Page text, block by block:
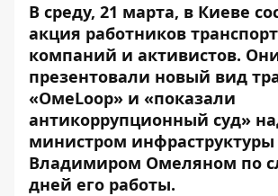
В среду, 21 марта, в Киеве
акция работников
компаний и активистов.
презентовали новый вид
«ОмеLoop» и «показали
антикоррупционный суд»
министром инфраструктуры
Владимиром Омеляном по
дней его работы.